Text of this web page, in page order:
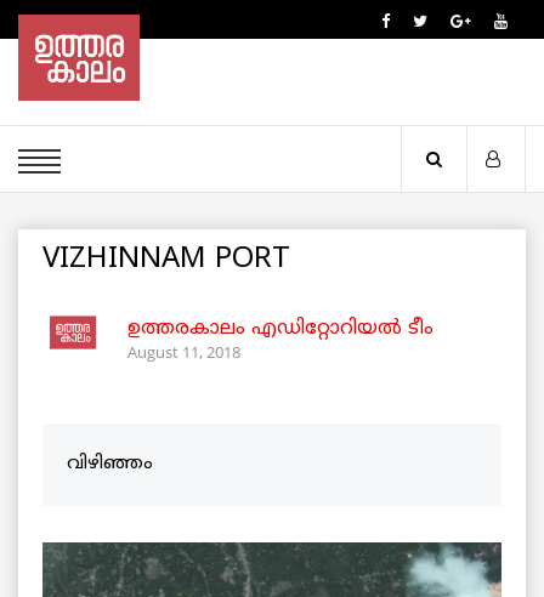
VIZHINNAM PORT
ഉത്തരകാലം എഡിറ്റോറിയല്‍ ടീം
August 11, 2018
വിഴിഞ്ഞം